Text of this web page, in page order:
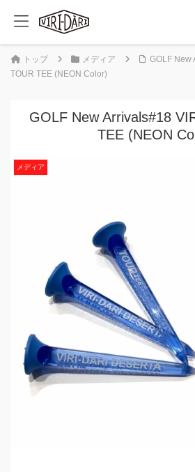
トップ メディア
GOLF New
TOUR TEE (NEON Color)
GOLF New Arrivals#18
TEE (NEON
メディア